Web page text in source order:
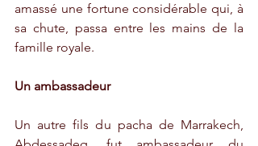
amassé une fortune considérable qui, à
sa chute, passa entre les mains de la
famille royale.
Un ambassadeur
Un autre fils du pacha de Marrakech,